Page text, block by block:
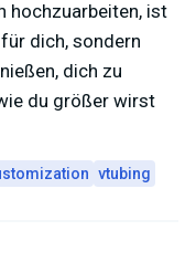
hochzuarbeiten, ist
dich, sondern
dich zu
du größer wirst
vtubing